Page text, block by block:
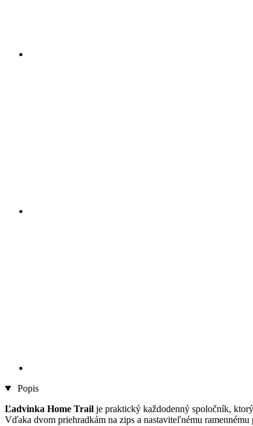
Popis
Ľadvinka Home Trail je praktický každodenný spoločník,
Vďaka dvom priehradkám na zips a nastaviteľnému